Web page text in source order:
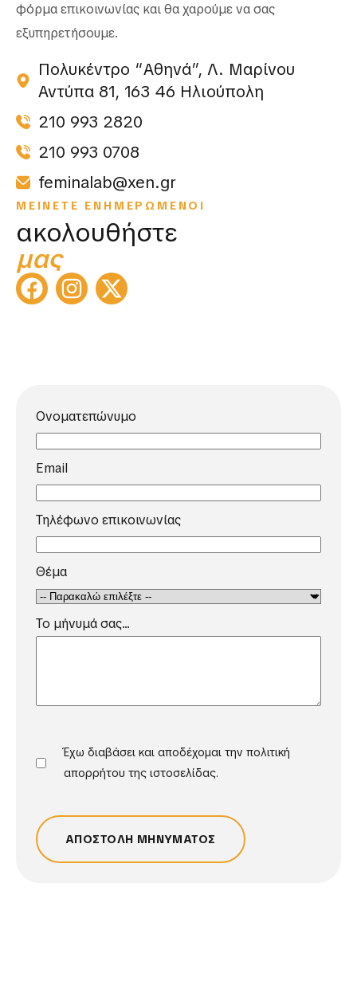
φόρμα επικοινωνίας και θα χαρούμε να σας
εξυπηρετήσουμε.
Πολυκέντρο “Αθηνά”, Λ. Μαρίνου
Αντύπα 81, 163 46 Ηλιούπολη
210 993 2820
210 993 0708
feminalab@xen.gr
ΜΕΙΝΕΤΕ ΕΝΗΜΕΡΩΜΕΝΟΙ
ακολουθήστε
μας
Ονοματεπώνυμο
Email
Τηλέφωνο επικοινωνίας
Θέμα
Το μήνυμά σας...
Έχω διαβάσει και αποδέχομαι την πολιτική
απορρήτου της ιστοσελίδας.